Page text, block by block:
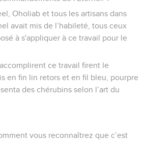
Oholiab et tous les artisans dans
avait mis de l’habileté, tous ceux
à s'appliquer à ce travail pour le
ce travail firent le
en fin lin retors et en fil bleu, pourpre
des chérubins selon l’art du
vous reconnaîtrez que c’est